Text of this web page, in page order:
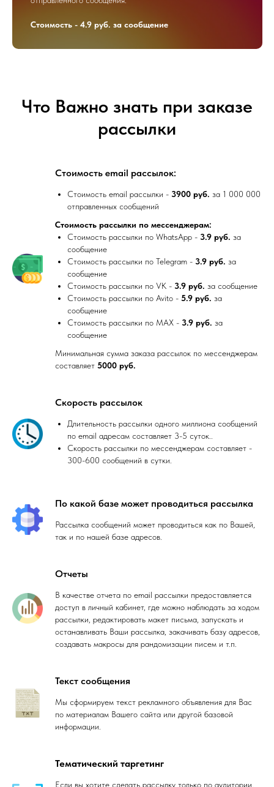
Стоимость - 4.9 руб. за сообщение
Что Важно знать при заказе
рассылки
Стоимость email рассылок:
Стоимость email рассылки - 3900 руб. за 1 000 000
отправленных сообщений
Стоимость рассылки по мессенджерам:
Стоимость рассылки по WhatsApp - 3.9 руб. за
сообщение
Стоимость рассылки по Telegram - 3.9 руб. за
сообщение
Стоимость рассылки по VK - 3.9 руб. за сообщение
Стоимость рассылки по Avito - 5.9 руб. за
сообщение
Стоимость рассылки по MAX - 3.9 руб. за
сообщение
Минимальная сумма заказа рассылок по мессенджерам
составляет 5000 руб.
Скорость рассылок
Длительность рассылки одного миллиона сообщений
по email адресам составляет 3-5 суток..
Скорость рассылки по мессенджерам составляет -
300-600 сообщений в сутки.
По какой базе может проводиться рассылка
Рассылка сообщений может проводиться как по Вашей,
так и по нашей базе адресов.
Отчеты
В качестве отчета по email рассылки предоставляется
доступ в личный кабинет, где можно наблюдать за ходом
рассылки, редактировать макет письма, запускать и
останавливать Ваши рассылка, закачивать базу адресов,
создавать макросы для рандомизации писем и т.п.
Текст сообщения
Мы сформируем текст рекламного объявления для Вас
по материалам Вашего сайта или другой базовой
информации.
Тематический таргетинг
Если вы хотите сделать рассылку только по аудитории,